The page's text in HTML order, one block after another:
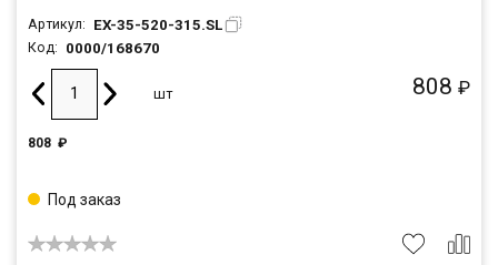
Артикул: EX-35-520-315.SL
Код: 0000/168670
808 ₽
шт
808 ₽
Под заказ